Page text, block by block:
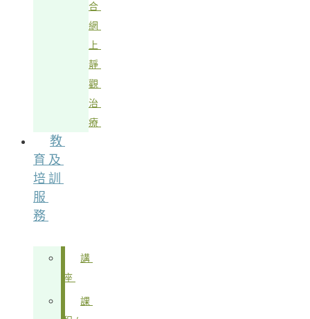
合
網
上
靜
觀
治
療
教
育及
培訓
服
務
講
座
課